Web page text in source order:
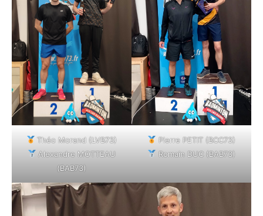
Théo Morand (LVB73)
Alexandre MOTTEAU
(BAB73)
Pierre PETIT (BCC73)
Romain DUC (BAB73)